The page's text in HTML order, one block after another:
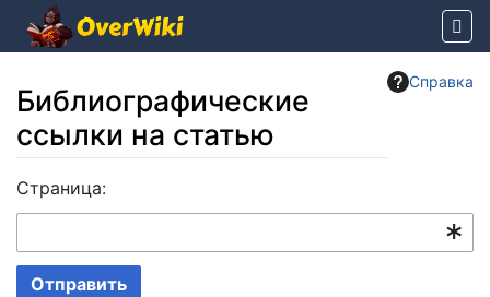
Справка
Библиографические
ссылки на статью
Перейти к:
Страница:
Отправить